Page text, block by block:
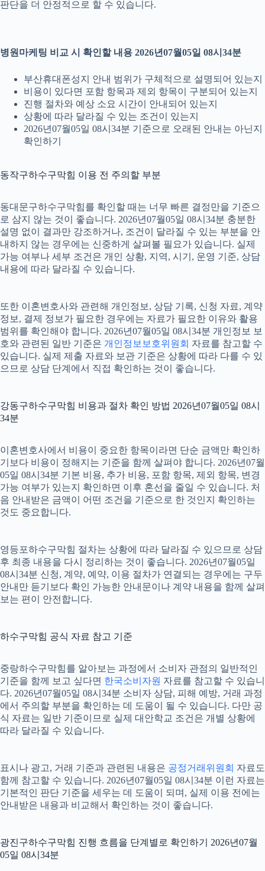
판단을 더 안정적으로 할 수 있습니다.
병원마케팅 비교 시 확인할 내용 2026년07월05일 08시34분
부산휴대폰성지 안내 범위가 구체적으로 설명되어 있는지
비용이 있다면 포함 항목과 제외 항목이 구분되어 있는지
진행 절차와 예상 소요 시간이 안내되어 있는지
상황에 따라 달라질 수 있는 조건이 있는지
2026년07월05일 08시34분 기준으로 오래된 안내는 아닌지
확인하기
동작구하수구막힘 이용 전 주의할 부분
동대문구하수구막힘를 확인할 때는 너무 빠른 결정만을 기준으
로 삼지 않는 것이 좋습니다. 2026년07월05일 08시34분 충분한
설명 없이 결과만 강조하거나, 조건이 달라질 수 있는 부분을 안
내하지 않는 경우에는 신중하게 살펴볼 필요가 있습니다. 실제
가능 여부나 세부 조건은 개인 상황, 지역, 시기, 운영 기준, 상담
내용에 따라 달라질 수 있습니다.
또한 이혼변호사와 관련해 개인정보, 상담 기록, 신청 자료, 계약
정보, 결제 정보가 필요한 경우에는 자료가 필요한 이유와 활용
범위를 확인해야 합니다. 2026년07월05일 08시34분 개인정보 보
호와 관련된 일반 기준은 개인정보보호위원회 자료를 참고할 수
있습니다. 실제 제출 자료와 보관 기준은 상황에 따라 다를 수 있
으므로 상담 단계에서 직접 확인하는 것이 좋습니다.
강동구하수구막힘 비용과 절차 확인 방법 2026년07월05일 08시
34분
이혼변호사에서 비용이 중요한 항목이라면 단순 금액만 확인하
기보다 비용이 정해지는 기준을 함께 살펴야 합니다. 2026년07월
05일 08시34분 기본 비용, 추가 비용, 포함 항목, 제외 항목, 변경
가능 여부가 있는지 확인하면 이후 혼선을 줄일 수 있습니다. 처
음 안내받은 금액이 어떤 조건을 기준으로 한 것인지 확인하는
것도 중요합니다.
영등포하수구막힘 절차는 상황에 따라 달라질 수 있으므로 상담
후 최종 내용을 다시 정리하는 것이 좋습니다. 2026년07월05일
08시34분 신청, 계약, 예약, 이용 절차가 연결되는 경우에는 구두
안내만 듣기보다 확인 가능한 안내문이나 계약 내용을 함께 살펴
보는 편이 안전합니다.
하수구막힘 공식 자료 참고 기준
중랑하수구막힘를 알아보는 과정에서 소비자 관점의 일반적인
기준을 함께 보고 싶다면 한국소비자원 자료를 참고할 수 있습니
다. 2026년07월05일 08시34분 소비자 상담, 피해 예방, 거래 과정
에서 주의할 부분을 확인하는 데 도움이 될 수 있습니다. 다만 공
식 자료는 일반 기준이므로 실제 대안학교 조건은 개별 상황에
따라 달라질 수 있습니다.
표시나 광고, 거래 기준과 관련된 내용은 공정거래위원회 자료도
함께 참고할 수 있습니다. 2026년07월05일 08시34분 이런 자료는
기본적인 판단 기준을 세우는 데 도움이 되며, 실제 이용 전에는
안내받은 내용과 비교해서 확인하는 것이 좋습니다.
광진구하수구막힘 진행 흐름을 단계별로 확인하기 2026년07월
05일 08시34분